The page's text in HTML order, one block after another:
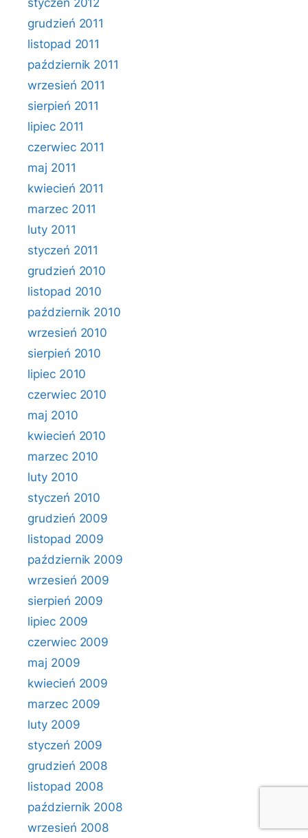
styczeń 2012
grudzień 2011
listopad 2011
październik 2011
wrzesień 2011
sierpień 2011
lipiec 2011
czerwiec 2011
maj 2011
kwiecień 2011
marzec 2011
luty 2011
styczeń 2011
grudzień 2010
listopad 2010
październik 2010
wrzesień 2010
sierpień 2010
lipiec 2010
czerwiec 2010
maj 2010
kwiecień 2010
marzec 2010
luty 2010
styczeń 2010
grudzień 2009
listopad 2009
październik 2009
wrzesień 2009
sierpień 2009
lipiec 2009
czerwiec 2009
maj 2009
kwiecień 2009
marzec 2009
luty 2009
styczeń 2009
grudzień 2008
listopad 2008
październik 2008
wrzesień 2008